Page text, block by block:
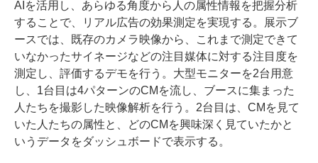
AIを活用し、あらゆる角度から人の属性情報を把握分析
することで、リアル広告の効果測定を実現する。展示ブ
ースでは、既存のカメラ映像から、これまで測定できて
いなかったサイネージなどの注目媒体に対する注目度を
測定し、評価するデモを行う。大型モニターを2台用意
し、1台目は4パターンのCMを流し、ブースに集まった
人たちを撮影した映像解析を行う。2台目は、CMを見て
いた人たちの属性と、どのCMを興味深く見ていたかと
いうデータをダッシュボードで表示する。